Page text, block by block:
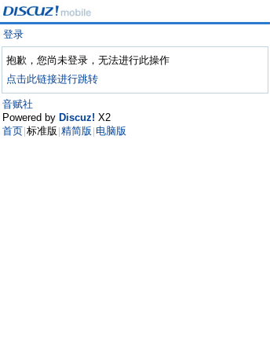
登录
抱歉，您尚未登录，无法进行此操作
点击此链接进行跳转
音赋社
Powered by Discuz! X2
首页 标准版 精简版 电脑版